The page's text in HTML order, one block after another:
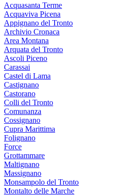
Acquasanta Terme
Acquaviva Picena
Appignano del Tronto
Archivio Cronaca
Area Montana
Arquata del Tronto
Ascoli Piceno
Carassai
Castel di Lama
Castignano
Castorano
Colli del Tronto
Comunanza
Cossignano
Cupra Marittima
Folignano
Force
Grottammare
Maltignano
Massignano
Monsampolo del Tronto
Montalto delle Marche